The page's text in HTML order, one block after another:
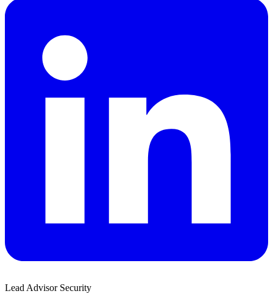
Lead Advisor Security